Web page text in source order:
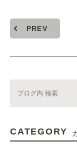
PREV
CATEGORY